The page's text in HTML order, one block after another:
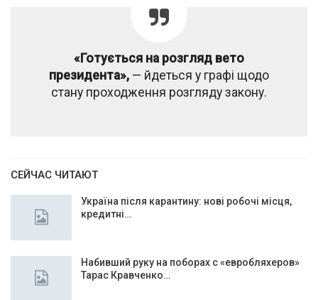
«Готується на розгляд вето
президента», — йдеться у графі щодо
стану проходження розгляду закону.
СЕЙЧАС ЧИТАЮТ
Україна після карантину: нові робочі місця,
кредитні…
Набивший руку на поборах с «евробляхеров»
Тарас Кравченко…